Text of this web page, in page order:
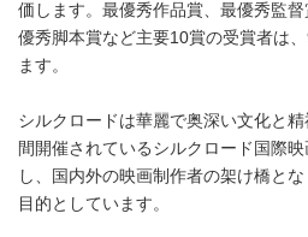
価します。最優秀作品賞、最優秀監
優秀脚本賞など主要10賞の受賞者は
ます。
シルクロードは華麗で奥深い文化と
間開催されているシルクロード国際
し、国内外の映画制作者の架け橋と
目的としています。